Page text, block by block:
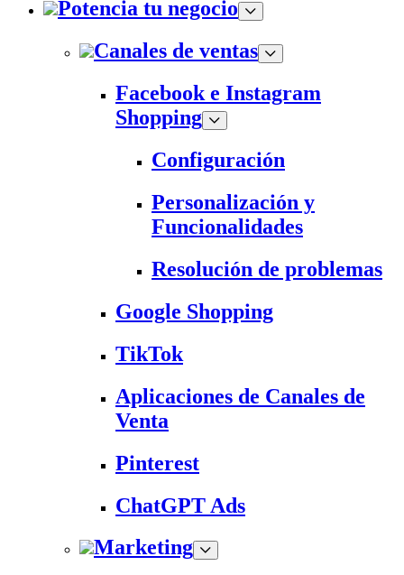
Potencia tu negocio
Canales de ventas
Facebook e Instagram
Shopping
Configuración
Personalización y
Funcionalidades
Resolución de problemas
Google Shopping
TikTok
Aplicaciones de Canales de
Venta
Pinterest
ChatGPT Ads
Marketing